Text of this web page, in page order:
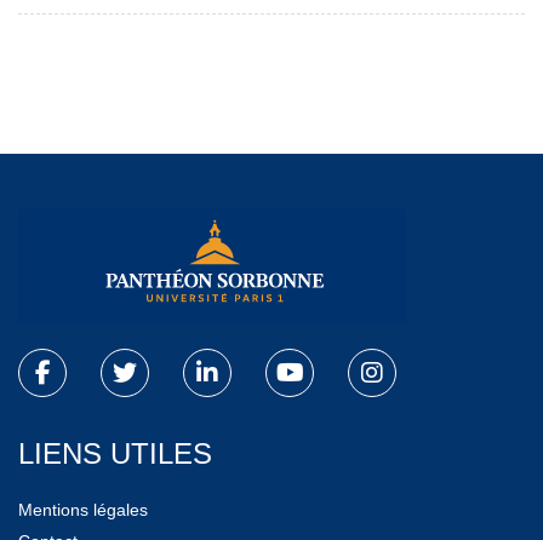
LIENS UTILES
Mentions légales